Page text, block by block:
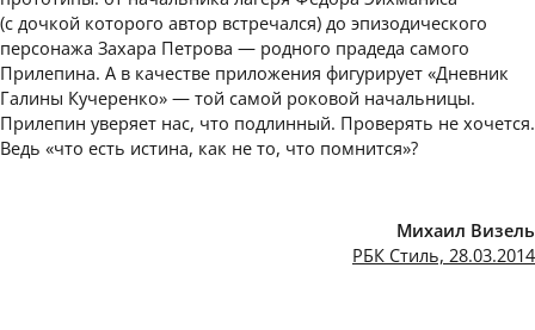
(с дочкой которого автор встречался) до эпизодического
персонажа Захара Петрова — родного прадеда самого
Прилепина. А в качестве приложения фигурирует «Дневник
Галины Кучеренко» — той самой роковой начальницы.
Прилепин уверяет нас, что подлинный. Проверять не хочется.
Ведь «что есть истина, как не то, что помнится»?
Михаил Визель
РБК Стиль, 28.03.2014